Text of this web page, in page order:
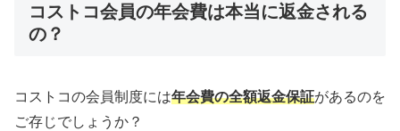
コストコ会員の年会費は本当に返金される
の？
コストコの会員制度には年会費の全額返金保証があるのを
ご存じでしょうか？